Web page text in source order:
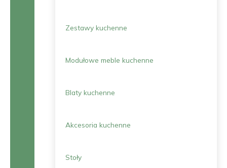
Zestawy kuchenne
Modułowe meble kuchenne
Blaty kuchenne
Akcesoria kuchenne
Stoły